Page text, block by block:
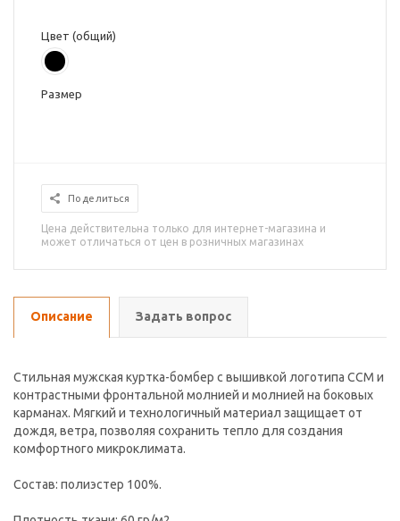
Цвет (общий)
Размер
Поделиться
Цена действительна только для интернет-магазина и
может отличаться от цен в розничных магазинах
Описание Задать вопрос
Стильная мужская куртка-бомбер с вышивкой логотипа CCM и
контрастными фронтальной молнией и молнией на боковых
карманах. Мягкий и технологичный материал защищает от
дождя, ветра, позволяя сохранить тепло для создания
комфортного микроклимата.
Состав: полиэстер 100%.